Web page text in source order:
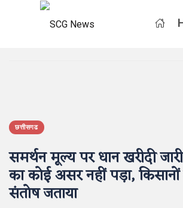
छत्तीसगढ
समर्थन मूल्य पर धान खरीदी
का कोई असर नहीं पड़ा,
संतोष जताया